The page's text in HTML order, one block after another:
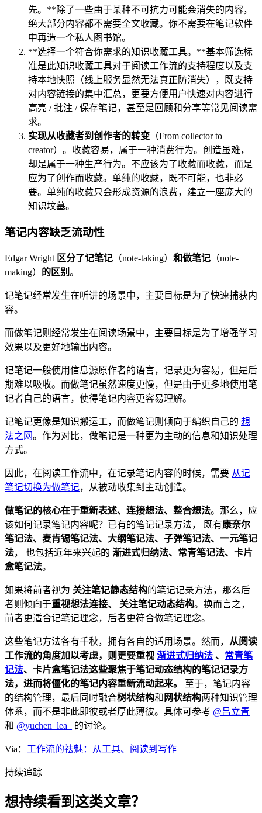
先。**除了一些由于某种不可抗力可能会消失的内容，
绝大部分内容都不需要全文收藏。你不需要在笔记软件
中再造一个私人图书馆。
**选择一个符合你需求的知识收藏工具。**基本筛选标
准是此知识收藏工具对于阅读工作流的支持程度以及支
持本地快照（线上服务显然无法真正防消失），既支持
对内容链接的集中汇总，更要方便用户快速对内容进行
高亮 / 批注 / 保存笔记，甚至是回顾和分享等常见阅读需
求。
实现从收藏者到创作者的转变 （From collector to
creator）。收藏容易，属于一种消费行为。创造虽难，
却是属于一种生产行为。不应该为了收藏而收藏，而是
应为了创作而收藏。单纯的收藏，既不可能，也非必
要。单纯的收藏只会形成资源的浪费，建立一座庞大的
知识坟墓。
笔记内容缺乏流动性
Edgar Wright 区分了记笔记 （note-taking） 和做笔记 （note-
making） 的区别 。
记笔记经常发生在听讲的场景中，主要目标是为了快速捕获内
容。
而做笔记则经常发生在阅读场景中，主要目标是为了增强学习
效果以及更好地输出内容。
记笔记一般使用信息源原作者的语言，记录更为容易，但是后
期难以吸收。而做笔记虽然速度更慢，但是由于更多地使用笔
记者自己的语言，使得笔记内容更容易理解。
记笔记更像是知识搬运工，而做笔记则倾向于编织自己的 想
法之网。作为对比，做笔记是一种更为主动的信息和知识处理
方式。
因此，在阅读工作流中，在记录笔记内容的时候，需要 从记
笔记切换为做笔记，从被动收集到主动创造。
做笔记的核心在于重新表述、连接想法、整合想法。那么，应
该如何记录笔记内容呢？已有的笔记记录方法， 既有康奈尔
笔记法、麦肯锡笔记法、大纲笔记法、子弹笔记法、一元笔记
法， 也包括近年来兴起的 渐进式归纳法、常青笔记法、卡片
盒笔记法。
如果将前者视为 关注笔记静态结构的笔记记录方法，那么后
者则倾向于重视想法连接、 关注笔记动态结构。换而言之，
前者更适合记笔记理念，后者更符合做笔记理念。
这些笔记方法各有千秋，拥有各自的适用场景。然而， 从阅读
工作流的角度加以考虑，则更要重视 渐进式归纳法 、 常青笔
记法、卡片盒笔记法这些聚焦于笔记动态结构的笔记记录方
法，进而将僵化的笔记内容重新流动起来。
至于，笔记内容
的结构管理，最后同时融合树状结构和 网状结构两种知识管理
体系，而不是非此即彼或者厚此薄彼。具体可参考 @吕立青
和 @yuchen_lea_ 的讨论。
Via： 工作流的祛魅：从工具、阅读到写作
持续追踪
想持续看到这类文章？